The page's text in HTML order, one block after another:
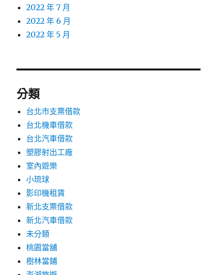
2022 年 7 月
2022 年 6 月
2022 年 5 月
分類
台北市支票借款
台北機車借款
台北汽車借款
塑膠射出工廠
室內遊樂
小琉球
影印機租賃
新北支票借款
新北汽車借款
未分類
桃園當舖
樹林當鋪